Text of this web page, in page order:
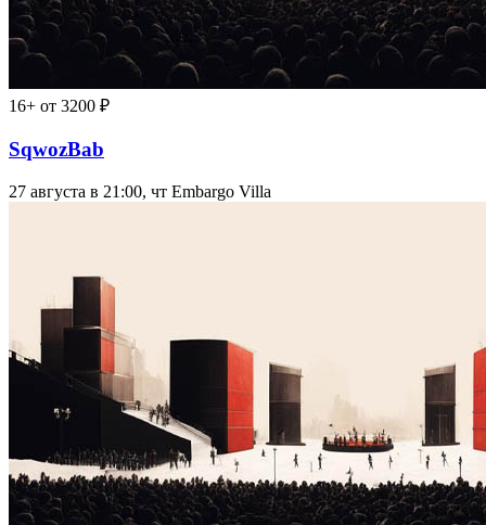
16+ от 3200 ₽
SqwozBab
27 августа в 21:00, чт Embargo Villa